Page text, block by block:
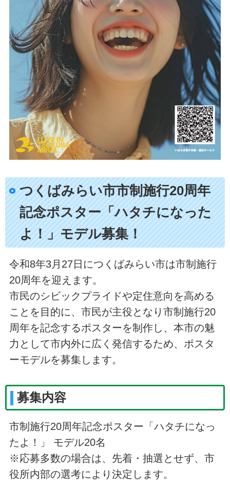
つくばみらい市市制施行20周年
記念ポスター「ハタチになった
よ！」モデル募集！
令和8年3月27日につくばみらい市は市制施行
20周年を迎えます。
市民のシビックプライドや定住意向を高める
ことを目的に、市民が主役となり市制施行20
周年を記念するポスターを制作し、本市の魅
力として市内外に広く発信するため、ポスタ
ーモデルを募集します。
募集内容
市制施行20周年記念ポスター「ハタチになっ
たよ！」 モデル20名
※応募多数の場合は、先着・抽選とせず、市
役所内部の選考により決定します。